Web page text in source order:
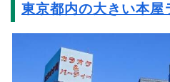
東京都内の大きい本屋